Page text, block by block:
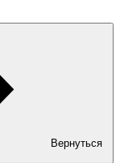
Вернуться